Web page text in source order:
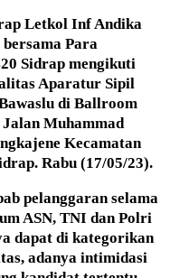
Letkol Inf Andika
Para
Sidrap mengikuti
Aparatur Sipil
di Ballroom
Muhammad
Kecamatan
Rabu (17/05/23).
pelanggaran selama
ASN, TNI dan Polri
dapat di kategorikan
adanya intimidasi